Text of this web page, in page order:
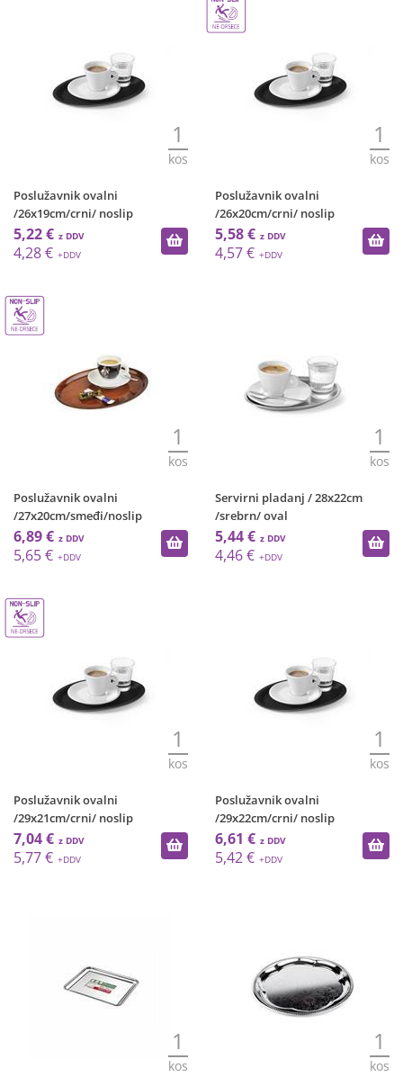
1
kos
Poslužavnik ovalni
/26x19cm/crni/ noslip
5,22 €
4,28 €
1
kos
Poslužavnik ovalni
/26x20cm/crni/ noslip
5,58 €
4,57 €
1
kos
Poslužavnik ovalni
/27x20cm/smeđi/noslip
6,89 €
5,65 €
1
kos
Servirni pladanj / 28x22cm
/srebrn/ oval
5,44 €
4,46 €
1
kos
Poslužavnik ovalni
/29x21cm/crni/ noslip
7,04 €
5,77 €
1
kos
Poslužavnik ovalni
/29x22cm/crni/ noslip
6,61 €
5,42 €
1
kos
1
kos